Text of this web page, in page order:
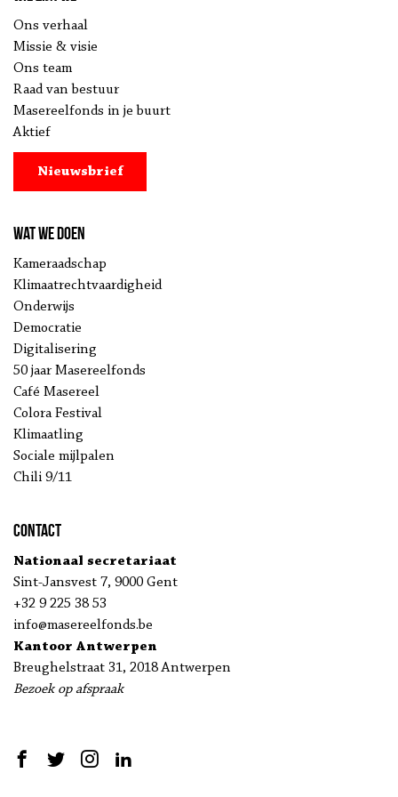
Ons verhaal
Missie & visie
Ons team
Raad van bestuur
Masereelfonds in je buurt
Aktief
Nieuwsbrief
Wat we doen
Kameraadschap
Klimaatrechtvaardigheid
Onderwijs
Democratie
Digitalisering
50 jaar Masereelfonds
Café Masereel
Colora Festival
Klimaatling
Sociale mijlpalen
Chili 9/11
Contact
Nationaal secretariaat
Sint-Jansvest 7, 9000 Gent
+32 9 225 38 53
info@masereelfonds.be
Kantoor Antwerpen
Breughelstraat 31, 2018 Antwerpen
Bezoek op afspraak